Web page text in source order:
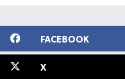
FACEBOOK
X